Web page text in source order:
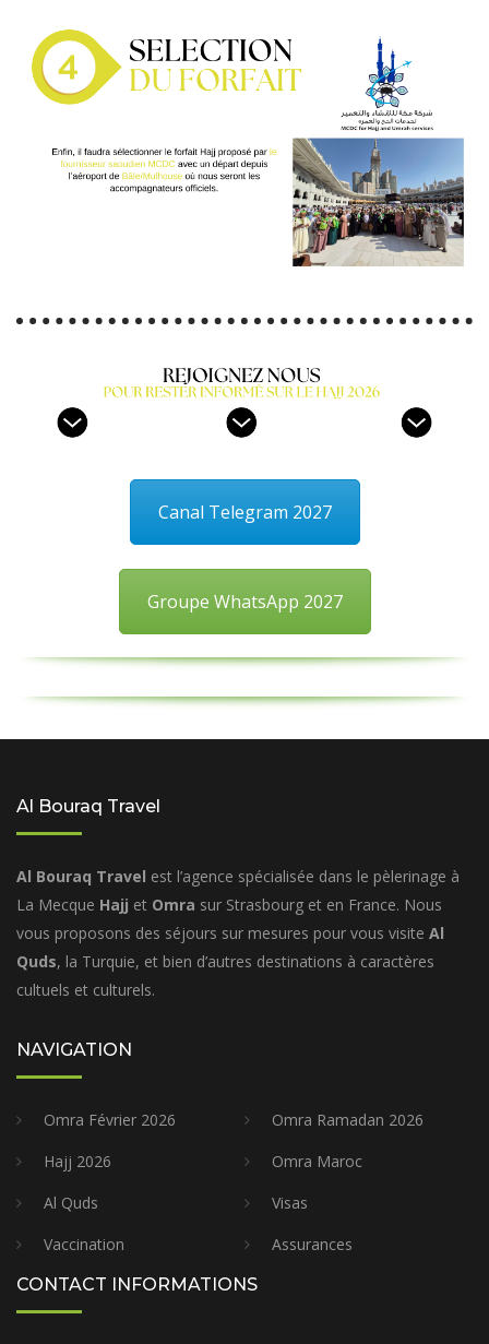
Canal Telegram 2027
Groupe WhatsApp 2027
Al Bouraq Travel
Al Bouraq Travel est l’agence spécialisée dans le pèlerinage à
La Mecque Hajj et Omra sur Strasbourg et en France. Nous
vous proposons des séjours sur mesures pour vous visite Al
Quds, la Turquie, et bien d’autres destinations à caractères
cultuels et culturels.
NAVIGATION
Omra Février 2026
Omra Ramadan 2026
Hajj 2026
Omra Maroc
Al Quds
Visas
Vaccination
Assurances
CONTACT INFORMATIONS